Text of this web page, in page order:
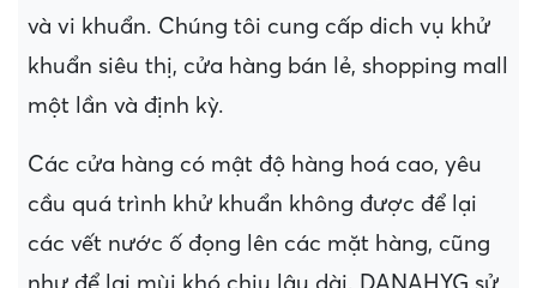
và vi khuẩn. Chúng tôi cung cấp dich vụ khử
khuẩn siêu thị, cửa hàng bán lẻ, shopping mall
một lần và định kỳ.
Các cửa hàng có mật độ hàng hoá cao, yêu
cầu quá trình khử khuẩn không được để lại
các vết nước ố đọng lên các mặt hàng, cũng
như để lại mùi khó chịu lâu dài. DANAHYG sử